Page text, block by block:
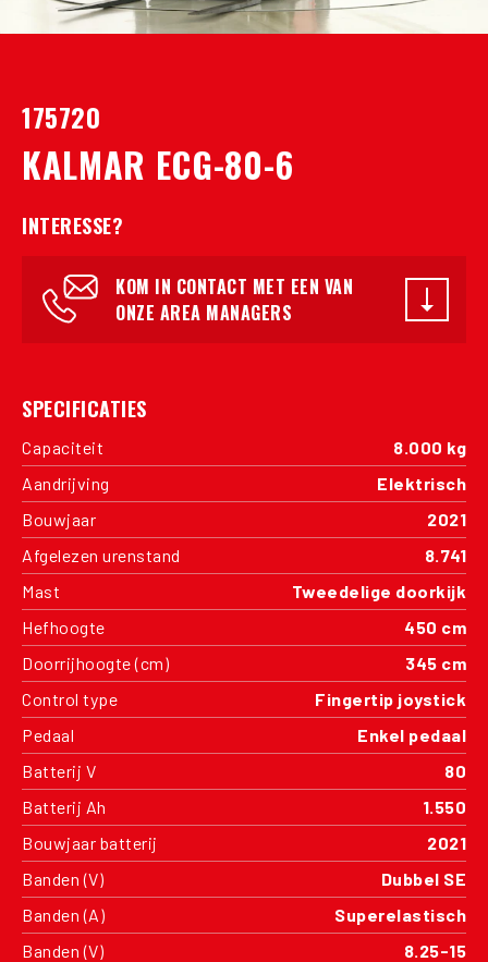
175720
KALMAR ECG-80-6
INTERESSE?
KOM IN CONTACT MET EEN VAN
ONZE AREA MANAGERS
SPECIFICATIES
Capaciteit
8.000 kg
Aandrijving
Elektrisch
Bouwjaar
2021
Afgelezen urenstand
8.741
Mast
Tweedelige doorkijk
Hefhoogte
450 cm
Doorrijhoogte (cm)
345 cm
Control type
Fingertip joystick
Pedaal
Enkel pedaal
Batterij V
80
Batterij Ah
1.550
Bouwjaar batterij
2021
Banden (V)
Dubbel SE
Banden (A)
Superelastisch
Banden (V)
8.25-15